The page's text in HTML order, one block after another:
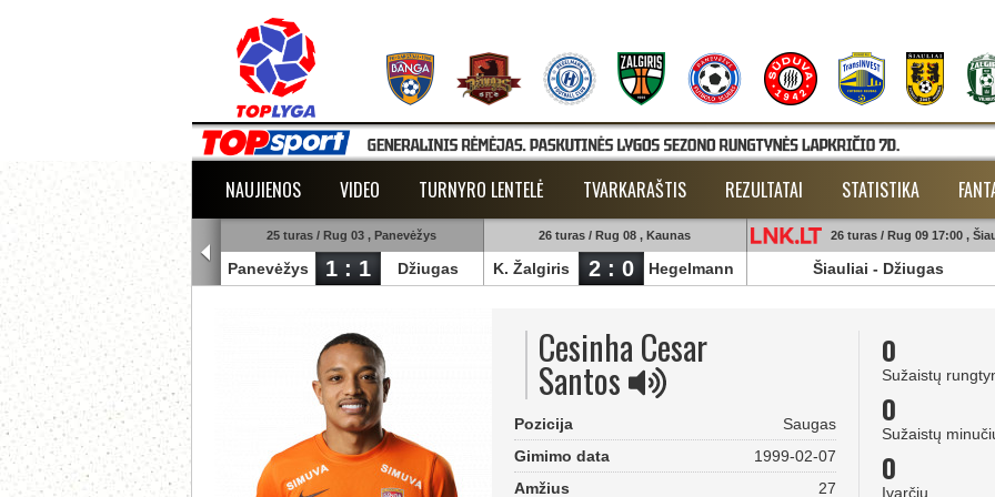
NAUJIENOS VIDEO TURNYRO LENTELĖ TVARKARAŠTIS REZULTATAI STATISTIKA
25 turas / Rug 03 , Šiauliai
1 : 3 Banga
25 turas / Rug 03 , Panevėžys
Panevėžys 1 : 1 Džiugas
26 turas / Rug 08 , Kaunas
K. Žalgiris 2 : 0 Hegelmann
26 turas / Rug 09 17:00 ,
Šiauliai - Džiugas
Cesinha Cesar
Santos
Pozicija
Saugas
Gimimo data
1999-02-07
Amžius
27
0
Sužaistų
0
Sužaistų
0
Įvarčių